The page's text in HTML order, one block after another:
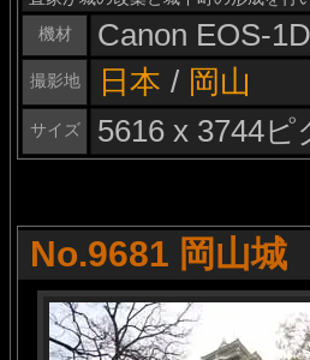
機材
Canon EOS-
撮影地 日本 / 岡山
サイズ 5616 x 3744ピ
No.9681 岡山城